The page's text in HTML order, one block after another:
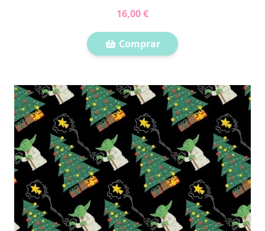
16,00 €
Comprar